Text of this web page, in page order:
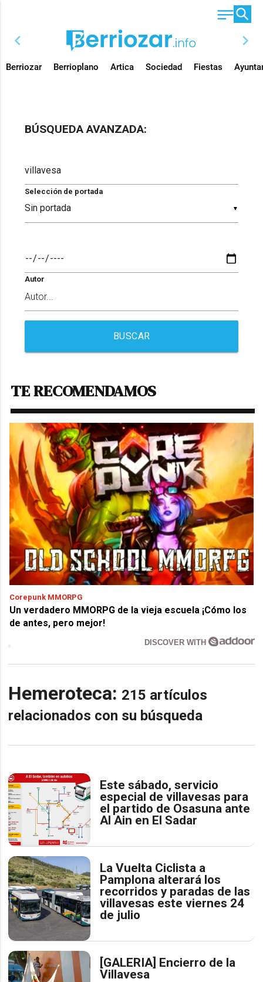
chevron_left chevron_right
Berriozar Berrioplano Artica Sociedad Fiestas
BÚSQUEDA AVANZADA:
▼
Selección de portada
Autor
BUSCAR
TE RECOMENDAMOS
Corepunk MMORPG
Un verdadero MMORPG de la vieja escuela ¡Cómo los
de antes, pero mejor!
DISCOVER WITH
Hemeroteca: 215 artículos
relacionados con su búsqueda
Este sábado, servicio
especial de villavesas para
el partido de Osasuna ante
Al Ain en El Sadar
La Vuelta Ciclista a
Pamplona alterará los
recorridos y paradas de las
villavesas este viernes 24
de julio
[GALERIA] Encierro de la
Villavesa